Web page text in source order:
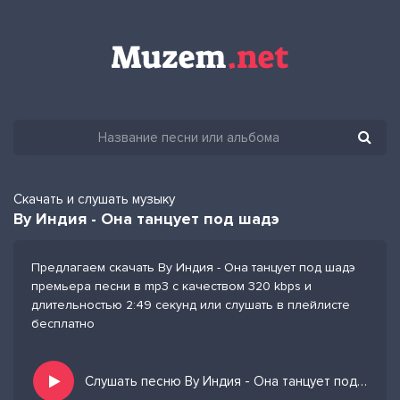
Скачать и слушать музыку
By Индия - Она танцует под шадэ
Предлагаем скачать By Индия - Она танцует под шадэ
премьера песни в mp3 с качеством 320 kbps и
длительностью 2:49 секунд или слушать в плейлисте
бесплатно
Слушать песню By Индия - Она танцует под шадэ и добавить в избранных